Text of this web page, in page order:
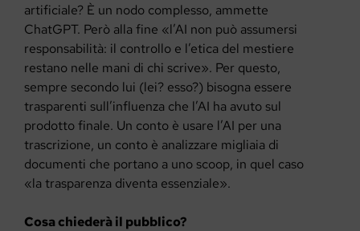
artificiale? È un nodo complesso, ammette
ChatGPT. Però alla fine «l’AI non può assumersi
responsabilità: il controllo e l’etica del mestiere
restano nelle mani di chi scrive». Per questo,
sempre secondo lui (lei? esso?) bisogna essere
trasparenti sull’influenza che l’AI ha avuto sul
prodotto finale. Un conto è usare l’AI per una
trascrizione, un conto è analizzare migliaia di
documenti che portano a uno scoop, in quel caso
«la trasparenza diventa essenziale».
Cosa chiederà il pubblico?